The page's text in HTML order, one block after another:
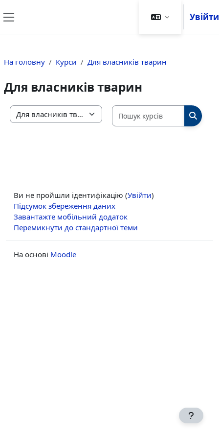
Увійти
На головну Курси Для власників тварин
Для власників тварин
Категорії курсів
Пошук
Ви не пройшли ідентифікацію (Увійти)
Підсумок збереження даних
Завантажте мобільний додаток
Перемикнути до стандартної теми
На основі Moodle